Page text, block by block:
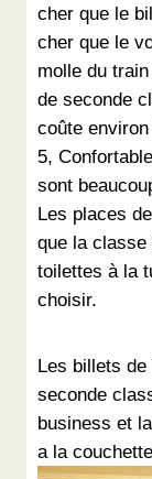
cher que le
cher que le
molle du
de seconde
coûte
5,
sont
Les places
que la
toilettes à la
choisir.
Les billets
seconde
business et
a la